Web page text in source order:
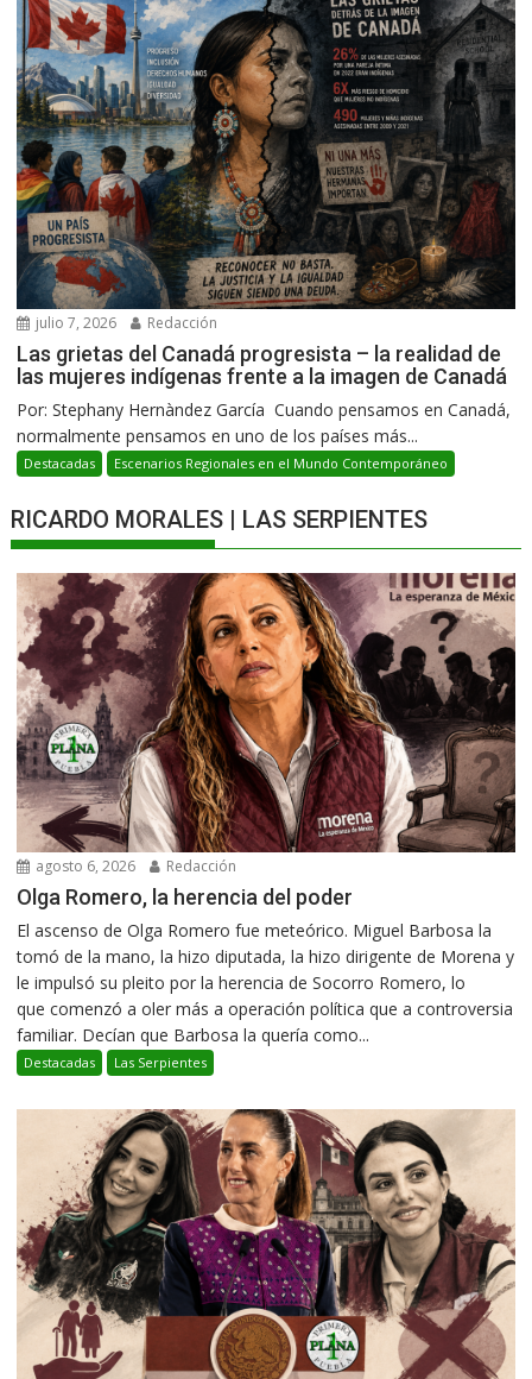
julio 7, 2026 Redacción
Las grietas del Canadá progresista – la realidad de
las mujeres indígenas frente a la imagen de Canadá
Por: Stephany Hernàndez García Cuando pensamos en Canadá,
normalmente pensamos en uno de los países más...
Destacadas Escenarios Regionales en el Mundo Contemporáneo
RICARDO MORALES | LAS SERPIENTES
agosto 6, 2026 Redacción
Olga Romero, la herencia del poder
El ascenso de Olga Romero fue meteórico. Miguel Barbosa la
tomó de la mano, la hizo diputada, la hizo dirigente de Morena y
le impulsó su pleito por la herencia de Socorro Romero, lo
que comenzó a oler más a operación política que a controversia
familiar. Decían que Barbosa la quería como...
Destacadas Las Serpientes